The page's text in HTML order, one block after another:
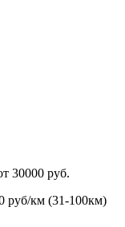
30000 руб.
руб/км (31-100км)